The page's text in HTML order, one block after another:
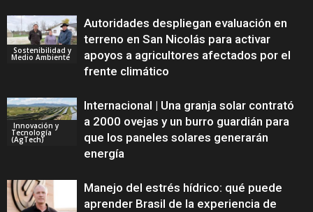
Sostenibilidad y
Medio Ambiente
Autoridades despliegan evaluación en
terreno en San Nicolás para activar
apoyos a agricultores afectados por el
frente climático
Innovación y
Tecnología
(AgTech)
Internacional | Una granja solar contrató
a 2000 ovejas y un burro guardián para
que los paneles solares generarán
energía
Manejo del estrés hídrico: qué puede
aprender Brasil de la experiencia de